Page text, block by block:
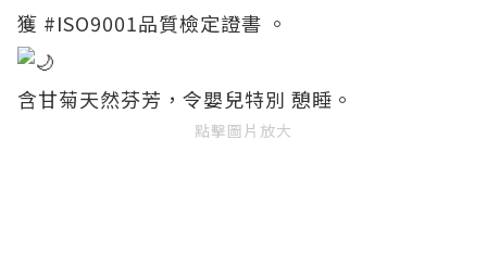
獲 #ISO9001品質檢定證書 。
含甘菊天然芬芳，令嬰兒特別 憩睡。
點擊圖片放大